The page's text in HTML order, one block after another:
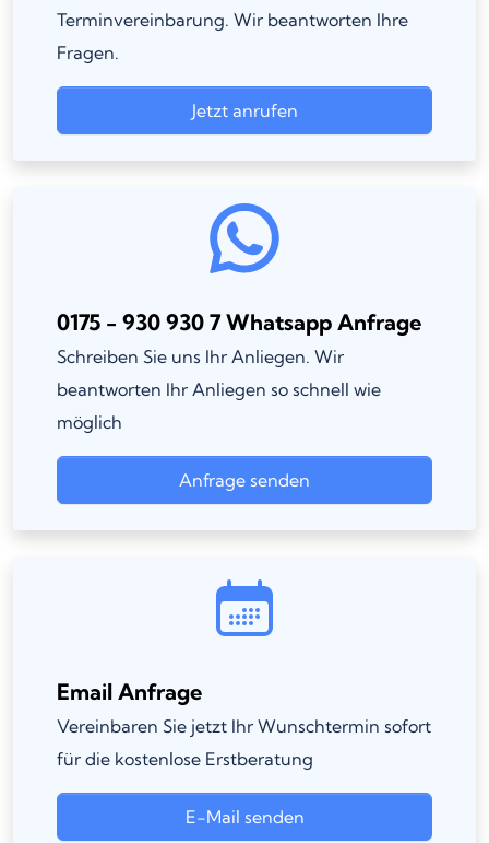
Terminvereinbarung. Wir beantworten Ihre
Fragen.
Jetzt anrufen
0175 - 930 930 7 Whatsapp Anfrage
Schreiben Sie uns Ihr Anliegen. Wir
beantworten Ihr Anliegen so schnell wie
möglich
Anfrage senden
Email Anfrage
Vereinbaren Sie jetzt Ihr Wunschtermin sofort
für die kostenlose Erstberatung
E-Mail senden